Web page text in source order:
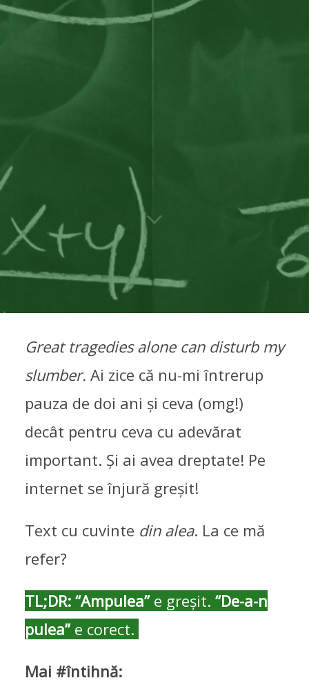
Great tragedies alone can disturb my
slumber. Ai zice că nu-mi întrerup
pauza de doi ani și ceva (omg!)
decât pentru ceva cu adevărat
important. Și ai avea dreptate! Pe
internet se înjură greșit!
Text cu cuvinte din alea. La ce mă
refer?
TL;DR: “Ampulea”e greșit. “De-a-n
pulea” e corect.
Mai #întihnă: